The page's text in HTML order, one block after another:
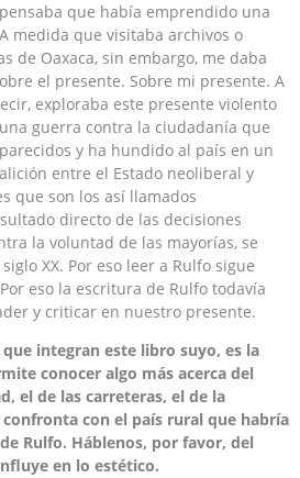
que había emprendido una
medida que visitaba archivos o
de Oaxaca, sin embargo, me daba
el presente. Sobre mi presente. A
exploraba este presente violento
guerra contra la ciudadanía que
y ha hundido al país en un
entre el Estado neoliberal y
que son los así llamados
directo de las decisiones
la voluntad de las mayorías, se
XX. Por eso leer a Rulfo sigue
eso la escritura de Rulfo todavía
y criticar en nuestro presente.
integran este libro suyo, es la
conocer algo más acerca del
el de las carreteras, el de la
con el país rural que habría
Rulfo. Háblenos, por favor, del
en lo estético.